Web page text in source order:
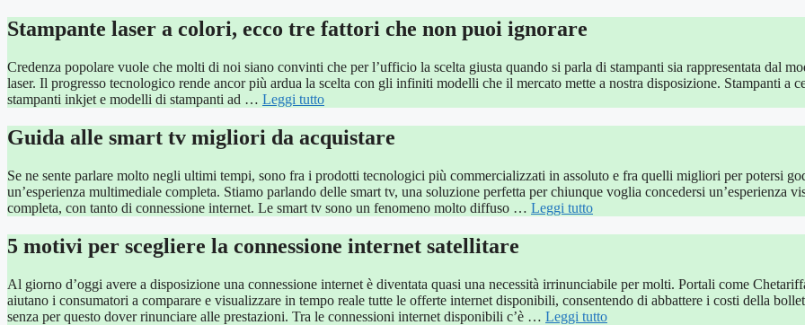
Stampante laser a colori, ecco tre fattori che non puoi ignorare
Credenza popolare vuole che molti di noi siano convinti che per l’ufficio la scelta giusta quando si parla di stampanti sia rappresentata dal
laser. Il progresso tecnologico rende ancor più ardua la scelta con gli infiniti modelli che il mercato mette a nostra disposizione. Stampanti a
stampanti inkjet e modelli di stampanti ad … Leggi tutto
Guida alle smart tv migliori da acquistare
Se ne sente parlare molto negli ultimi tempi, sono fra i prodotti tecnologici più commercializzati in assoluto e fra quelli migliori per potersi
un’esperienza multimediale completa. Stiamo parlando delle smart tv, una soluzione perfetta per chiunque voglia concedersi un’esperienza
completa, con tanto di connessione internet. Le smart tv sono un fenomeno molto diffuso … Leggi tutto
5 motivi per scegliere la connessione internet satellitare
Al giorno d’oggi avere a disposizione una connessione internet è diventata quasi una necessità irrinunciabile per molti. Portali come
aiutano i consumatori a comparare e visualizzare in tempo reale tutte le offerte internet disponibili, consentendo di abbattere i costi della
senza per questo dover rinunciare alle prestazioni. Tra le connessioni internet disponibili c’è … Leggi tutto